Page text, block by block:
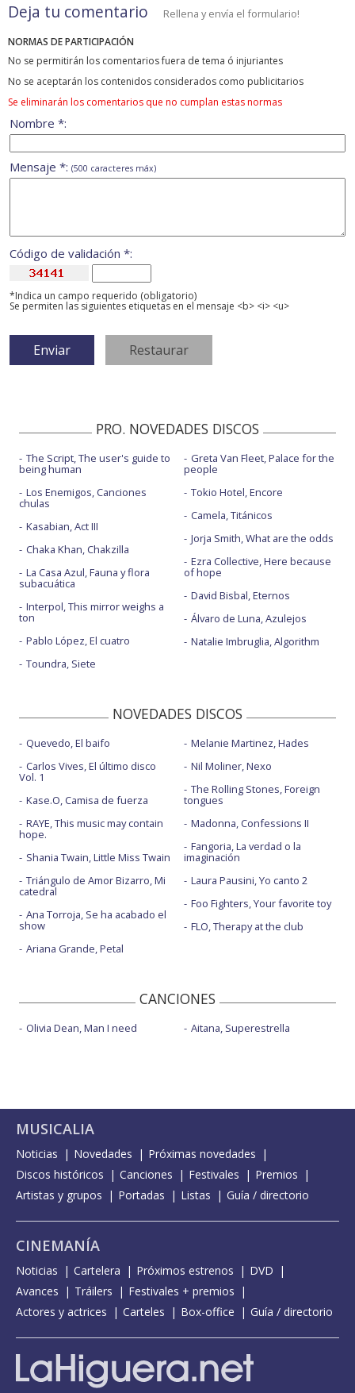
Deja tu comentario Rellena y envía el formulario!
NORMAS DE PARTICIPACIÓN
No se permitirán los comentarios fuera de tema ó injuriantes
No se aceptarán los contenidos considerados como publicitarios
Se eliminarán los comentarios que no cumplan estas normas
Nombre *:
Mensaje *: (500 caracteres máx)
Código de validación *:
*Indica un campo requerido (obligatorio)
Se permiten las siguientes etiquetas en el mensaje <b> <i> <u>
PRO. NOVEDADES DISCOS
The Script, The user's guide to
being human
Los Enemigos, Canciones
chulas
Kasabian, Act III
Chaka Khan, Chakzilla
La Casa Azul, Fauna y flora
subacuática
Interpol, This mirror weighs a
ton
Pablo López, El cuatro
Toundra, Siete
Greta Van Fleet, Palace for the
people
Tokio Hotel, Encore
Camela, Titánicos
Jorja Smith, What are the odds
Ezra Collective, Here because
of hope
David Bisbal, Eternos
Álvaro de Luna, Azulejos
Natalie Imbruglia, Algorithm
NOVEDADES DISCOS
Quevedo, El baifo
Carlos Vives, El último disco
Vol. 1
Kase.O, Camisa de fuerza
RAYE, This music may contain
hope.
Shania Twain, Little Miss Twain
Triángulo de Amor Bizarro, Mi
catedral
Ana Torroja, Se ha acabado el
show
Ariana Grande, Petal
Melanie Martinez, Hades
Nil Moliner, Nexo
The Rolling Stones, Foreign
tongues
Madonna, Confessions II
Fangoria, La verdad o la
imaginación
Laura Pausini, Yo canto 2
Foo Fighters, Your favorite toy
FLO, Therapy at the club
CANCIONES
Olivia Dean, Man I need Aitana, Superestrella
MUSICALIA
Noticias Novedades
Próximas novedades
Discos históricos
Canciones Festivales
Premios
Artistas y grupos
Portadas Listas Guía / directorio
CINEMANÍA
Noticias Cartelera Próximos estrenos
DVD
Avances
Tráilers
Festivales + premios
Actores y actrices
Carteles Box-office Guía / directorio